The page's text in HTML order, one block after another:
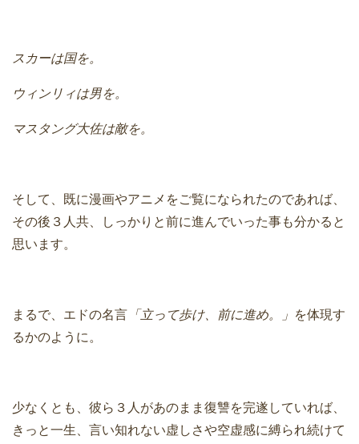
スカーは国を。
ウィンリィは男を。
マスタング大佐は敵を。
そして、既に漫画やアニメをご覧になられたのであれば、
その後３人共、しっかりと前に進んでいった事も分かると
思います。
まるで、エドの名言 「立って歩け、前に進め。」 を体現す
るかのように。
少なくとも、彼ら３人があのまま復讐を完遂していれば、
きっと一生、言い知れない虚しさや空虚感に縛られ続けて